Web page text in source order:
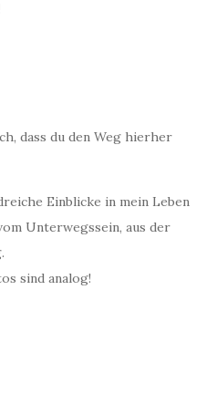
dass du den Weg hierher
Einblicke in mein Leben
Unterwegssein, aus der
sind analog!